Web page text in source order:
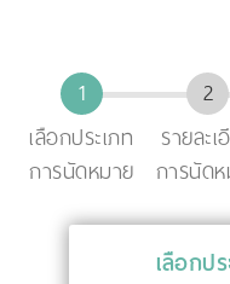
เลือกประเภท
การนัดหมาย
รายละ
การนัด
เลือกป